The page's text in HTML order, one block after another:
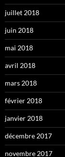
juillet 2018
juin 2018
mai 2018
avril 2018
mars 2018
février 2018
janvier 2018
décembre 2017
novembre 2017